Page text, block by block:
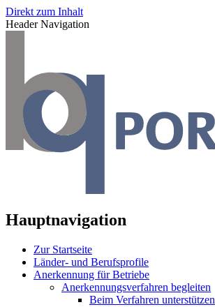
Direkt zum Inhalt
Header Navigation
Hauptnavigation
Zur Startseite
Länder- und Berufsprofile
Anerkennung für Betriebe
Anerkennungsverfahren begleiten
Beim Verfahren unterstützen